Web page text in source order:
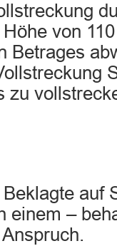
von
Betrages
zu
auf
einem –